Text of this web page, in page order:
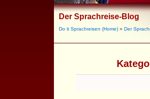
Der Sprachreise-Blog
Do it Sprachreisen (Home) » Der